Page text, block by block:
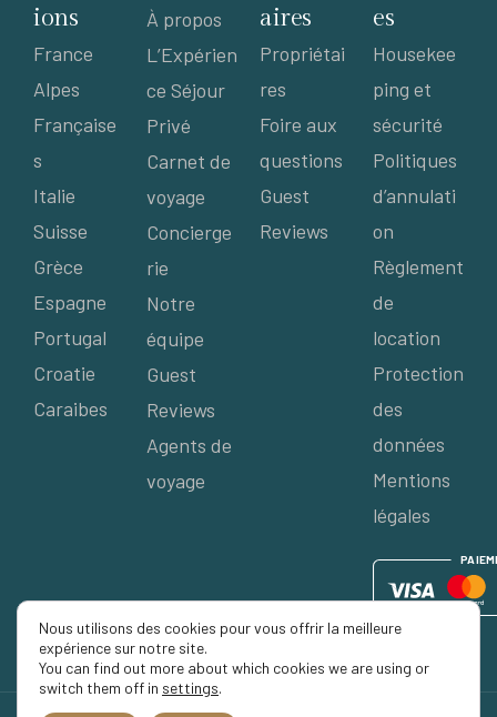
ions
France
Alpes
Française
s
Italie
Suisse
Grèce
Espagne
Portugal
Croatie
Caraibes
À propos
L’Expérien
ce Séjour
Privé
Carnet de
voyage
Concierge
rie
Notre
équipe
Guest
Reviews
Agents de
voyage
aires
Propriétai
res
Foire aux
questions
Guest
Reviews
es
Housekee
ping et
sécurité
Politiques
d’annulati
on
Règlement
de
location
Protection
des
données
Mentions
légales
PAIEM
Nous utilisons des cookies pour vous offrir la meilleure
expérience sur notre site.
You can find out more about which cookies we are using or
switch them off in settings.